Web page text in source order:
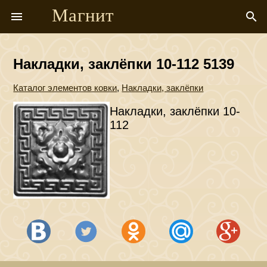
menu Магнит search
Накладки, заклёпки 10-112 5139
Каталог элементов ковки, Накладки, заклёпки
Накладки, заклёпки 10-
112